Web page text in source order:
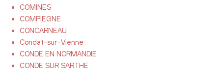
COMINES
COMPIEGNE
CONCARNEAU
Condat-sur-Vienne
CONDE EN NORMANDIE
CONDE SUR SARTHE